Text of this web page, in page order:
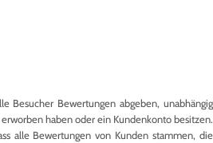
Besucher Bewertungen abgeben, unabhängig
haben oder ein Kundenkonto besitzen.
alle Bewertungen von Kunden stammen, die